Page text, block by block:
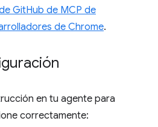
GitHub de MCP de
de Chrome.
en tu agente para
correctamente: